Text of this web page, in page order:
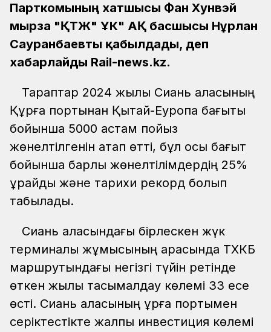
Парткомының хатшысы Фан Хунвэй
мырза "ҚТЖ" ҰК" АҚ басшысы Нұрлан
Сауранбаевты қабылдады, деп
хабарлайды Rail-news.kz.
Тараптар 2024 жылы Сиань қаласының
Құрғақ портынан Қытай-Еуропа бағыты
бойынша 5000 астам пойыз
жөнелтілгенін атап өтті, бұл осы бағыт
бойынша барлық жөнелтілімдердің 25%
құрайды және тарихи рекорд болып
табылады.
Сиань қаласындағы бірлескен жүк
терминалы жұмысының арқасында TХКБ
маршрутындағы негізгі түйін ретінде
өткен жылы тасымалдау көлемі 33 есе
өсті. Сиань қаласының құрғақ портымен
серіктестікте жалпы инвестиция көлемі